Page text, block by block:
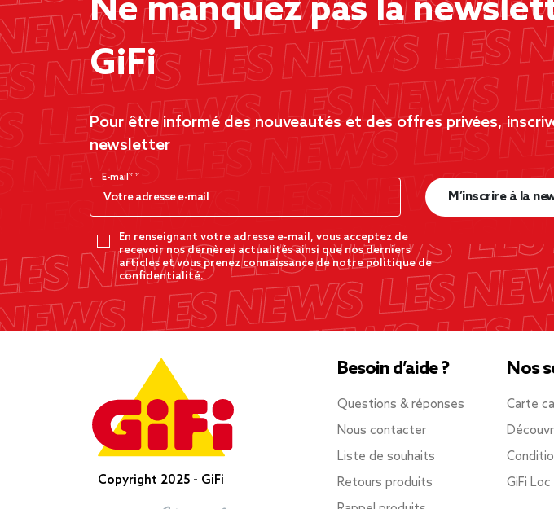
Ne manquez pas la
GiFi
Pour être informé des nouveautés et des offres privées,
newsletter
E-mail*
En renseignant votre adresse e-mail, vous acceptez de
recevoir nos dernères actualités ainsi que nos derniers
articles et vous prenez connaissance de notre politique de
confidentialité.
M’inscrire à la
Copyright 2025 - GiFi
Besoin d’aide ?
Questions & réponses
Nous contacter
Liste de souhaits
Retours produits
Nos
Carte
GiFi Loc